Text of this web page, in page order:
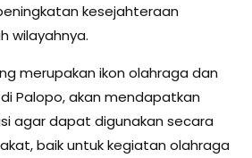
kesejahteraan
wilayahnya.
merupakan ikon olahraga dan
Palopo, akan mendapatkan
agar dapat digunakan secara
baik untuk kegiatan olahraga